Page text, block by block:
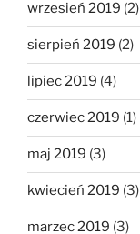
wrzesień 2019 (2)
sierpień 2019 (2)
lipiec 2019 (4)
czerwiec 2019 (1)
maj 2019 (3)
kwiecień 2019 (3)
marzec 2019 (3)